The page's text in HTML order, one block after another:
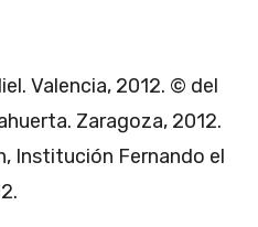
Valencia, 2012. © del
Zaragoza, 2012.
Institución Fernando el